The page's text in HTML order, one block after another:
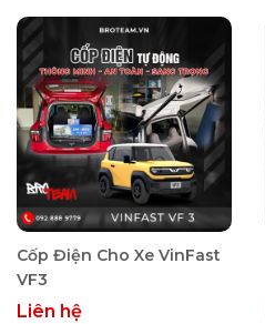
Cốp Điện Cho Xe VinFast
VF3
Liên hệ